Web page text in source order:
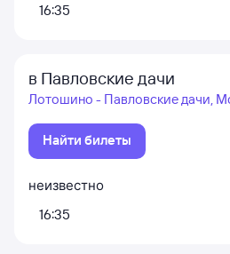
16:35
в Павловские дачи
Лотошино - Павловские дачи,
Найти билеты
неизвестно
16:35